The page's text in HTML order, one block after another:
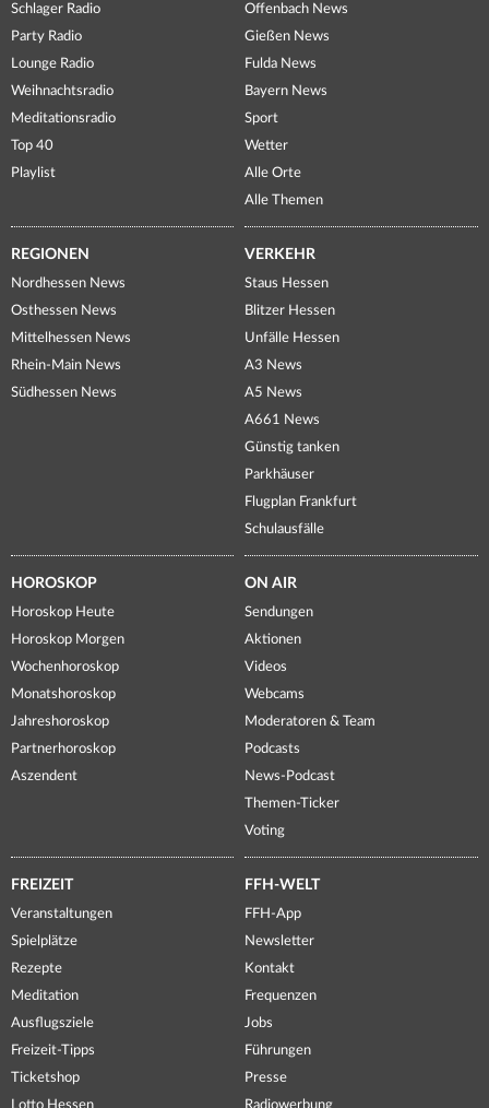
Schlager Radio
Party Radio
Lounge Radio
Weihnachtsradio
Meditationsradio
Top 40
Playlist
Offenbach News
Gießen News
Fulda News
Bayern News
Sport
Wetter
Alle Orte
Alle Themen
REGIONEN
Nordhessen News
Osthessen News
Mittelhessen News
Rhein-Main News
Südhessen News
VERKEHR
Staus Hessen
Blitzer Hessen
Unfälle Hessen
A3 News
A5 News
A661 News
Günstig tanken
Parkhäuser
Flugplan Frankfurt
Schulausfälle
HOROSKOP
Horoskop Heute
Horoskop Morgen
Wochenhoroskop
Monatshoroskop
Jahreshoroskop
Partnerhoroskop
Aszendent
ON AIR
Sendungen
Aktionen
Videos
Webcams
Moderatoren & Team
Podcasts
News-Podcast
Themen-Ticker
Voting
FREIZEIT
Veranstaltungen
Spielplätze
Rezepte
Meditation
Ausflugsziele
Freizeit-Tipps
Ticketshop
Lotto Hessen
FFH-WELT
FFH-App
Newsletter
Kontakt
Frequenzen
Jobs
Führungen
Presse
Radiowerbung